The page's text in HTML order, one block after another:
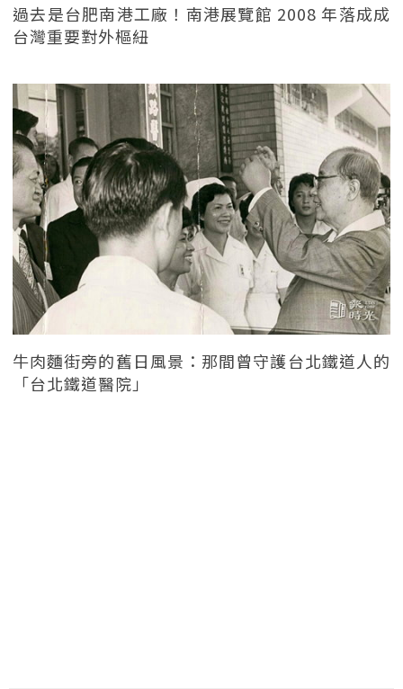
過去是台肥南港工廠！南港展覽館 2008 年落成成
台灣重要對外樞紐
牛肉麵街旁的舊日風景：那間曾守護台北鐵道人的
「台北鐵道醫院」